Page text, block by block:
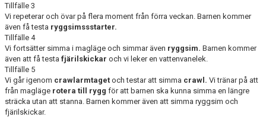
SOMMARLÄGER
SIMSKOLA HIMNABADET
DOKUMENT
Tillfälle 3
Vi repeterar och övar på flera moment från förra veckan. Barnen kommer
även få testa ryggsimssstarter.
Tillfälle 4
Vi fortsätter simma i magläge och simmar även ryggsim. Barnen kommer
även att få testa fjärilskickar och vi leker en vattenvanelek.
Tillfälle 5
Vi går igenom crawlarmtaget och testar att simma crawl. Vi tränar på att
från magläge rotera till rygg för att barnen ska kunna simma en längre
sträcka utan att stanna. Barnen kommer även att simma ryggsim och
fjärilskickar.